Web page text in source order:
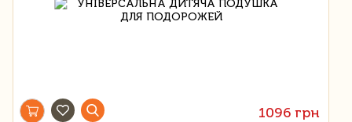
1096 грн